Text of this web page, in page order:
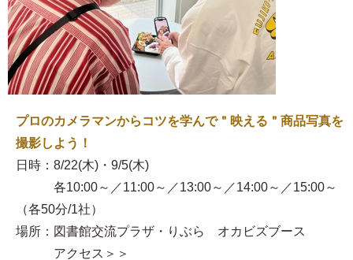
プロのカメラマンからコツを学んで＂映える＂商品写真を
撮影しよう！
日時：8/22(木)・9/5(木)
各10:00～／11:00～／13:00～／14:00～／15:00～
（各50分/1社）
場所：図書館交流プラザ・りぶら オカビズブース
アクセス＞＞